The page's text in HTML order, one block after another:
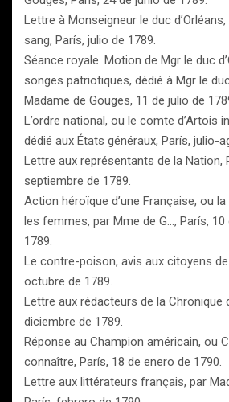
Lettre à Monseigneur le duc
sang, París, julio de 1789.
Séance royale. Motion de Mgr le duc
songes patriotiques, dédié à Mgr le
Madame de Gouges, 11 de julio de
L’ordre national, ou le comte d’Artois
dédié aux États généraux, París, julio-
Lettre aux représentants de la Nation,
septiembre de 1789.
Action héroïque d’une Française, ou
les femmes, par Mme de G…, París,
1789.
Le contre-poison, avis aux citoyens
octubre de 1789.
Lettre aux rédacteurs de la Chronique
diciembre de 1789.
Réponse au Champion américain, ou
connaître, París, 18 de enero de 1790.
Lettre aux littérateurs français, par